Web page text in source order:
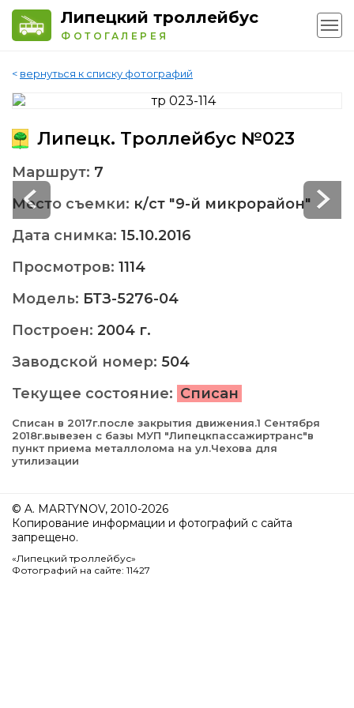
Липецкий троллейбус
ФОТОГАЛЕРЕЯ
< вернуться к списку фотографий
Липецк. Троллейбус №023
Маршрут: 7
Место съемки: к/ст "9-й микрорайон"
Дата снимка: 15.10.2016
Просмотров: 1114
Модель: БТЗ-5276-04
Построен: 2004 г.
Заводской номер: 504
Текущее состояние: Списан
Списан в 2017г.после закрытия движения.1 Сентября
2018г.вывезен с базы МУП "Липецкпассажиртранс"в
пункт приема металлолома на ул.Чехова для
утилизации
© A. MARTYNOV, 2010-2026
Копирование информации и фотографий с сайта
запрещено.
«Липецкий троллейбус»
Фотографий на сайте: 11427